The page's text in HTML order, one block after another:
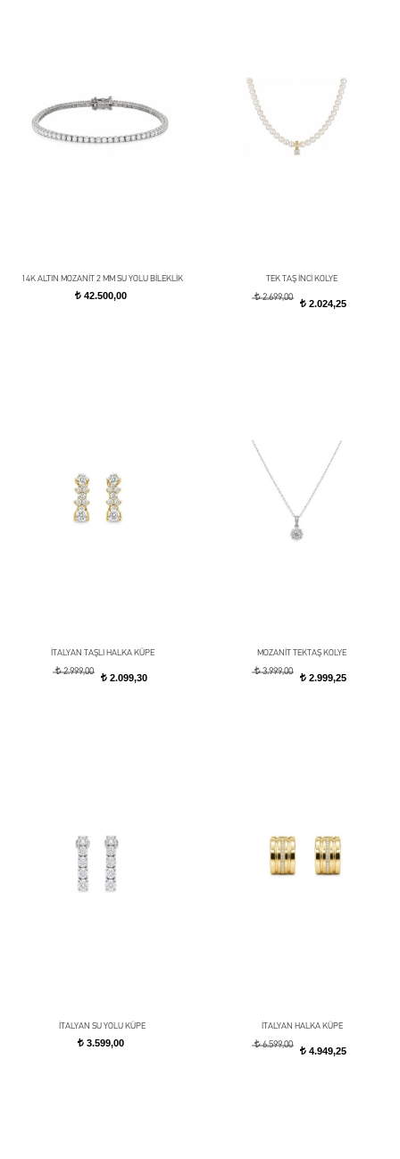
14K ALTIN MOZANİT 2 MM SU YOLU BİLEKLİK
t42.500,00
TEK TAŞ İNCİ KOLYE
t2.699,00
t 2.024,25
İTALYAN TAŞLI HALKA KÜPE
t2.999,00
t2.099,30
MOZANİT TEKTAŞ KOLYE
t3.999,00
t 2.999,25
İTALYAN SU YOLU KÜPE
t3.599,00
İTALYAN HALKA KÜPE
t6.599,00
t 4.949,25